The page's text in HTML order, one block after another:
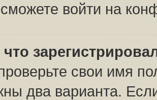
войти на
свои имя
два варианта.